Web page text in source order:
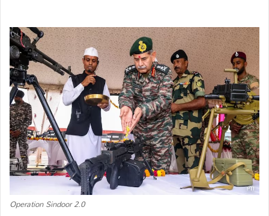
Operation Sindoor 2.0